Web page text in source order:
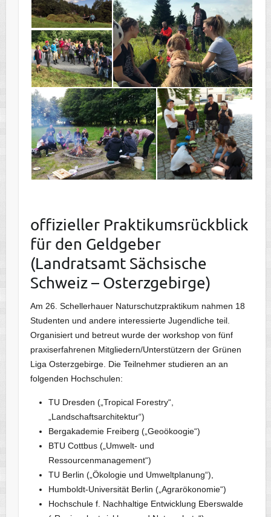
offizieller Praktikumsrückblick
für den Geldgeber
(Landratsamt Sächsische
Schweiz – Osterzgebirge)
Am 26. Schellerhauer Naturschutzpraktikum nahmen 18
Studenten und andere interessierte Jugendliche teil.
Organisiert und betreut wurde der workshop von fünf
praxiserfahrenen Mitgliedern/Unterstützern der Grünen
Liga Osterzgebirge. Die Teilnehmer studieren an an
folgenden Hochschulen:
TU Dresden („Tropical Forestry“,
„Landschaftsarchitektur“)
Bergakademie Freiberg („Geoökoogie“)
BTU Cottbus („Umwelt- und
Ressourcenmanagement“)
TU Berlin („Ökologie und Umweltplanung“),
Humboldt-Universität Berlin („Agrarökonomie“)
Hochschule f. Nachhaltige Entwicklung Eberswalde